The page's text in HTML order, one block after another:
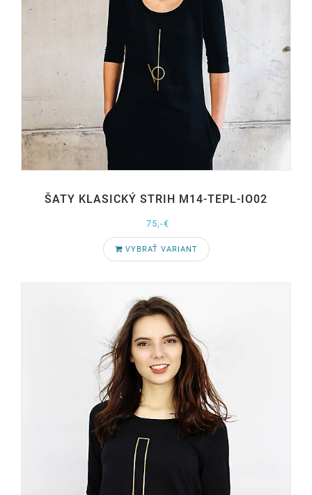
ŠATY KLASICKÝ STRIH M14-TEPL-IO02
75,-€
VYBRAŤ VARIANT